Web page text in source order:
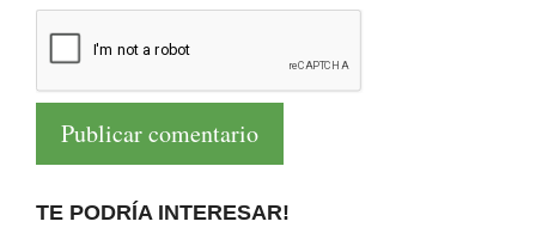
TE PODRÍA INTERESAR!